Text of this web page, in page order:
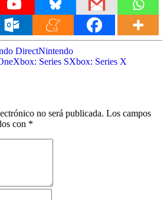
DirectNintendo
Xbox: Series SXbox: Series X
no será publicada. Los campos
con *